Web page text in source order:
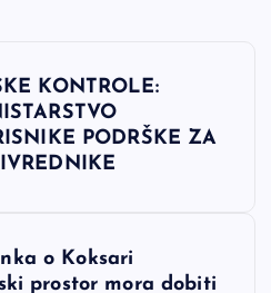
KONTROLE:
PODRŠKE ZA
o Koksari
prostor mora dobiti